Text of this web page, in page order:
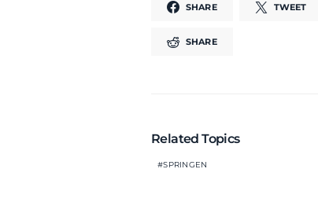
SHARE TWEET
SHARE
Related Topics
SPRINGEN